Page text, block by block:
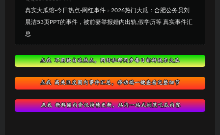
真实大瓜馆-今日热点-网红事件 » 2026热门大瓜：合肥公务员刘
晨洁53页PPT的事件，被前妻举报婚内出轨,假学历等 真实事件汇
总